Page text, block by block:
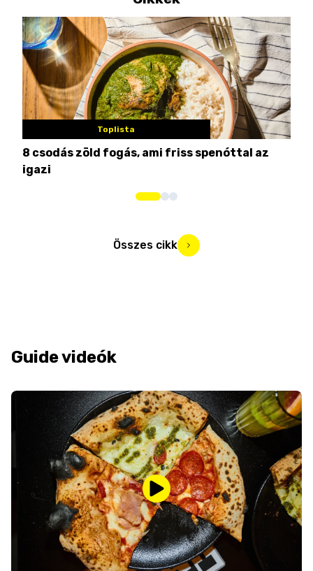
Toplista
8 csodás zöld fogás, ami friss spenóttal az
igazi
Összes cikk
Guide videók